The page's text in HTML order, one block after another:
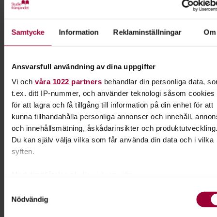
Samtycke Information Reklaminställningar Om
Ansvarsfull användning av dina uppgifter
Vi och våra 1022 partnersbehandlar din personliga data,
t.ex. ditt IP-nummer, och använder teknologi såsom cookies
för att lagra och få tillgång till information på din enhet för att
kunna tillhandahålla personliga annonser och innehåll,
och innehållsmätning, åskådarinsikter och produktutveckling.
Du kan själv välja vilka som får använda din data och i vilka
syften.
ha en noggrannhet på upp till flera meter
Nödvändig
Stora scenen
21.30
-
22.00
Dawcoumba
I samarbete med
SCEN+
Kontakt